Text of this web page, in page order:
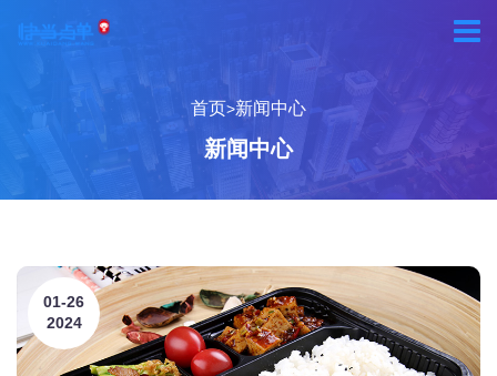
首页>新闻中心
新闻中心
01-26
2024